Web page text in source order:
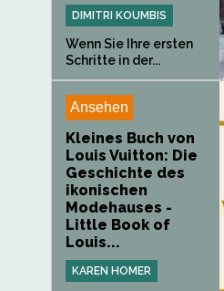
DIMITRI KOUMBIS
Wenn Sie Ihre ersten
Schritte in der...
Ansehen
Kleines Buch von
Louis Vuitton: Die
Geschichte des
ikonischen
Modehauses -
Little Book of
Louis...
KAREN HOMER